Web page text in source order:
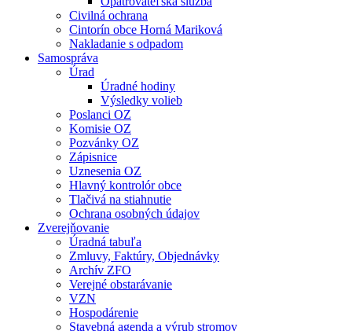
Civilná ochrana
Cintorín obce Horná Mariková
Nakladanie s odpadom
Samospráva
Úrad
Úradné hodiny
Výsledky volieb
Poslanci OZ
Komisie OZ
Pozvánky OZ
Zápisnice
Uznesenia OZ
Hlavný kontrolór obce
Tlačivá na stiahnutie
Ochrana osobných údajov
Zverejňovanie
Úradná tabuľa
Zmluvy, Faktúry, Objednávky
Archív ZFO
Verejné obstarávanie
VZN
Hospodárenie
Stavebná agenda a výrub stromov